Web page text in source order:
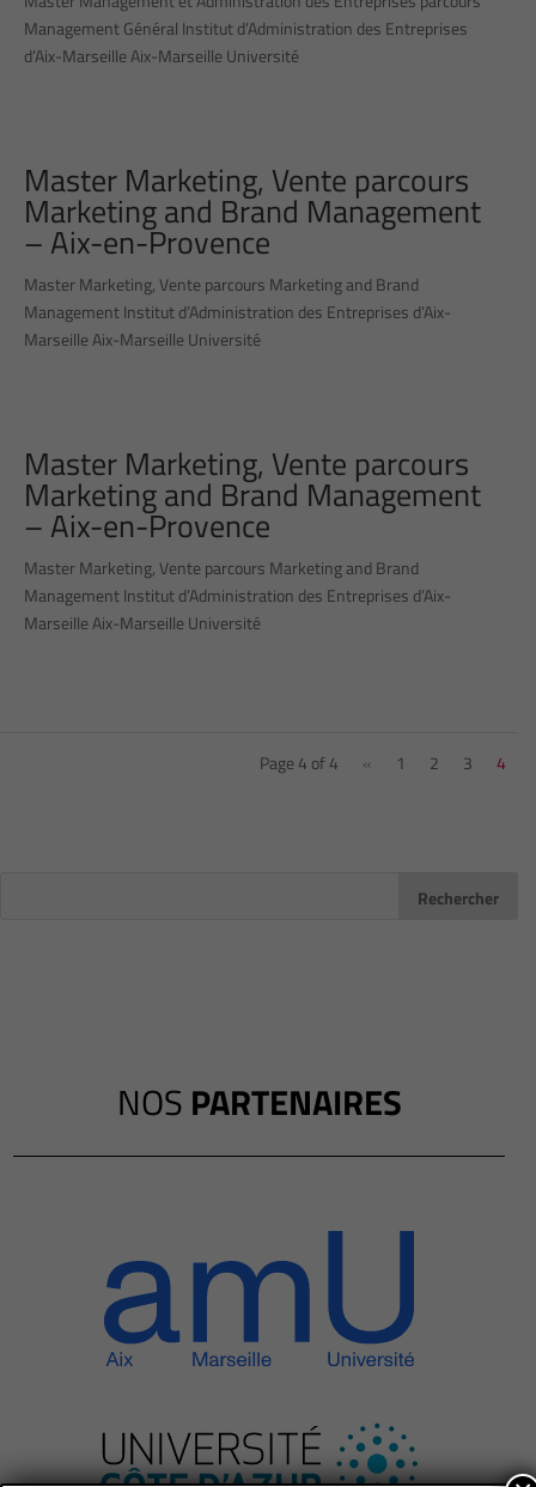
Management Général Institut d’Administration des Entreprises
d’Aix-Marseille Aix-Marseille Université
Master Marketing, Vente parcours
Marketing and Brand Management
– Aix-en-Provence
Master Marketing, Vente parcours Marketing and Brand
Management Institut d’Administration des Entreprises d’Aix-
Marseille Aix-Marseille Université
Master Marketing, Vente parcours
Marketing and Brand Management
– Aix-en-Provence
Master Marketing, Vente parcours Marketing and Brand
Management Institut d’Administration des Entreprises d’Aix-
Marseille Aix-Marseille Université
Page 4 of 4 « 1 2 3 4
NOS PARTENAIRES